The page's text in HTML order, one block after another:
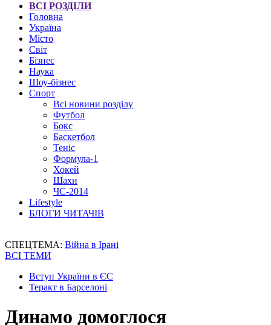
ВСІ РОЗДІЛИ
Головна
Україна
Місто
Світ
Бізнес
Наука
Шоу-бізнес
Спорт
Всі новини розділу
Футбол
Бокс
Баскетбол
Теніс
Формула-1
Хокей
Шахи
ЧС-2014
Lifestyle
БЛОГИ ЧИТАЧІВ
СПЕЦТЕМА: Війна в Ірані
ВСІ ТЕМИ
Вступ України в ЄС
Теракт в Барселоні
Динамо домоглося